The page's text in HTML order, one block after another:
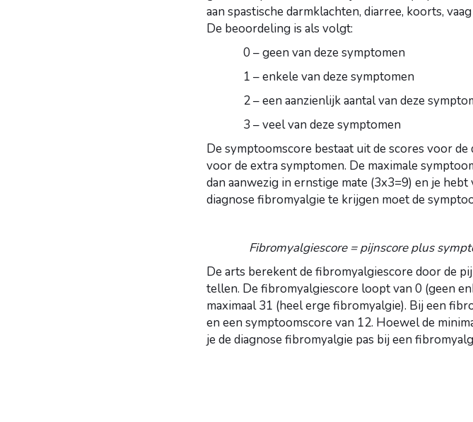
aan spastische darmklachten, diarree, koorts,
De beoordeling is als volgt:
0 – geen van deze symptomen
1 – enkele van deze symptomen
2 – een aanzienlijk aantal van deze
3 – veel van deze symptomen
De symptoomscore bestaat uit de scores voor
voor de extra symptomen. De maximale
dan aanwezig in ernstige mate (3x3=9) en je
diagnose fibromyalgie te krijgen moet de
Fibromyalgiescore = pijnscore plus
De arts berekent de fibromyalgiescore door de
tellen. De fibromyalgiescore loopt van 0 (geen
maximaal 31 (heel erge fibromyalgie). Bij een
en een symptoomscore van 12. Hoewel de
je de diagnose fibromyalgie pas bij een